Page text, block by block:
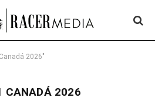
2026"
CANADÁ 2026